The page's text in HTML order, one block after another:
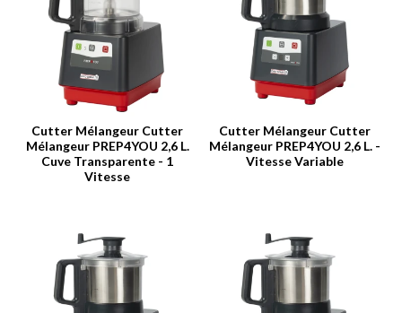
Cutter Mélangeur Cutter
Mélangeur PREP4YOU 2,6 L.
Cuve Transparente - 1
Vitesse
Cutter Mélangeur Cutter
Mélangeur PREP4YOU 2,6 L. -
Vitesse Variable